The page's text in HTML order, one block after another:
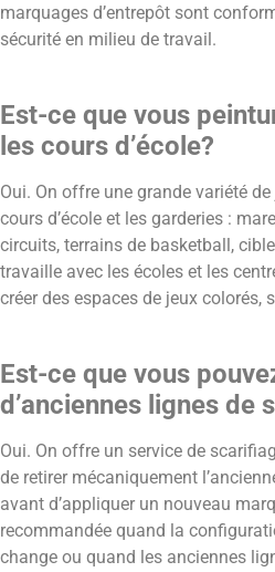
marquages d’entrepôt sont
sécurité en milieu de travail.
Est-ce que vous
les cours d’école?
Oui. On offre une grande variété
cours d’école et les garderies :
circuits, terrains de basketball,
travaille avec les écoles et les
créer des espaces de jeux colorés,
Est-ce que vous
d’anciennes lignes de
Oui. On offre un service de
de retirer mécaniquement
avant d’appliquer un nouveau
recommandée quand la
change ou quand les anciennes